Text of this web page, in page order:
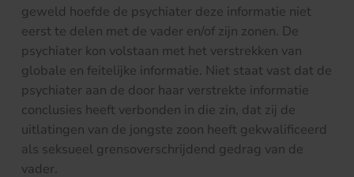
geweld hoefde de psychiater deze informatie niet
eerst te delen met de vader en/of zijn zonen. De
psychiater kon volstaan met het verstrekken van
globale en feitelijke informatie. Niet staat vast dat de
psychiater aan de door haar verstrekte informatie
conclusies heeft verbonden in die zin, dat zij de
uitlatingen van de jongste zoon heeft gekwalificeerd
als seksueel grensoverschrijdend gedrag van de
vader.